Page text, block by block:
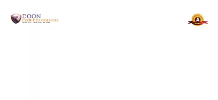
Video
Player